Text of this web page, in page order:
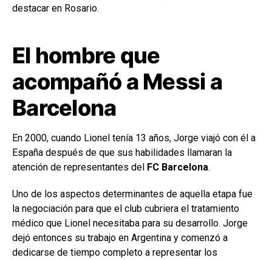
destacar en Rosario.
El hombre que
acompañó a Messi a
Barcelona
En 2000, cuando Lionel tenía 13 años, Jorge viajó con él a
España después de que sus habilidades llamaran la
atención de representantes del FC Barcelona.
Uno de los aspectos determinantes de aquella etapa fue
la negociación para que el club cubriera el tratamiento
médico que Lionel necesitaba para su desarrollo. Jorge
dejó entonces su trabajo en Argentina y comenzó a
dedicarse de tiempo completo a representar los